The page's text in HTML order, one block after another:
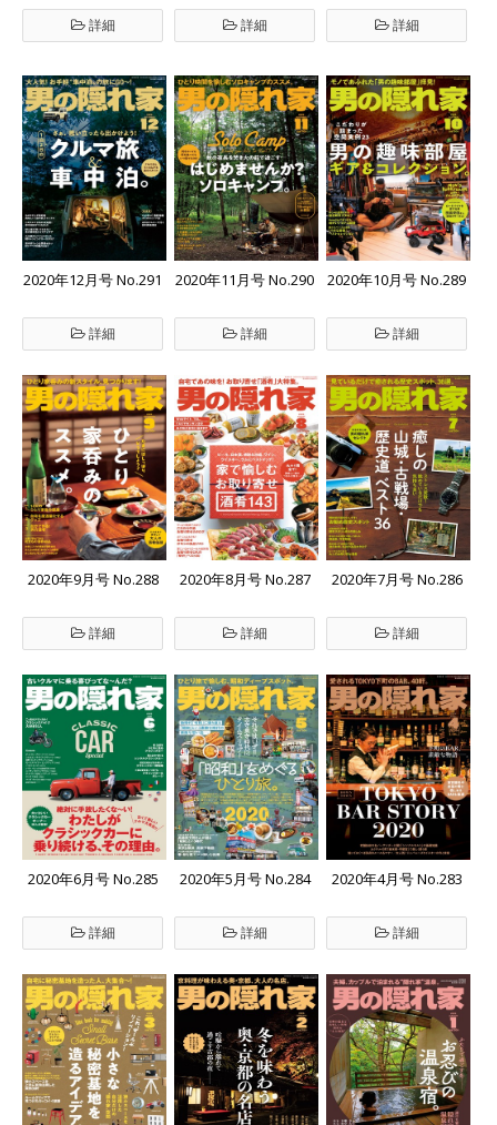
詳細 詳細 詳細
2020年12月号 No.291
詳細
2020年11月号 No.290
詳細
2020年10月号 No.289
詳細
2020年9月号 No.288
詳細
2020年8月号 No.287
詳細
2020年7月号 No.286
詳細
2020年6月号 No.285
詳細
2020年5月号 No.284
詳細
2020年4月号 No.283
詳細